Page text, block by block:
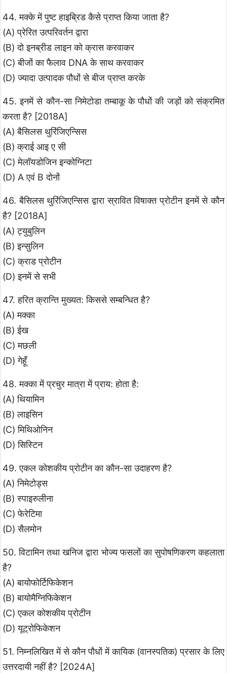
44. मक्के में पुष्ट हाइब्रिड कैसे प्राप्त किया जाता है?
(A) प्रेरित उत्परिवर्तन द्वारा
(B) दो इनब्रीड लाइन को क्रास करवाकर
(C) बीजों का फैलाव DNA के साथ करवाकर
(D) ज्यादा उत्पादक पौधों से बीज प्राप्त करके
45. इनमें से कौन-सा निमेटोडा तम्बाकू के पौधों की जड़ों को संक्रमित
करता है? [2018A]
(A) बैसिलस थुरिंजिएन्सिस
(B) क्राई आइ ए सी
(C) मेलॉयडोजिन इन्कोग्निटा
(D) A एवं B दोनों
46. बैसिलस थुरिंजिएन्सिस द्वारा स्रावित विषाक्त प्रोटीन इनमें से कौन
है? [2018A]
(A) ट्युबुलिन
(B) इन्सुलिन
(C) क्राड प्रोटीन
(D) इनमें से सभी
47. हरित क्रान्ति मुख्यत: किससे सम्बन्धित है?
(A) मक्का
(B) ईख
(C) मछली
(D) गेहूँ
48. मक्का में प्रचुर मात्रा में प्राय: होता है:
(A) थियामिन
(B) लाइसिन
(C) मिथिओनिन
(D) सिस्टिन
49. एकल कोशकीय प्रोटीन का कौन-सा उदाहरण है?
(A) निमेटोड्स
(B) स्पाइरुलीना
(C) फेरेटिमा
(D) सैलमोन
50. विटामिन तथा खनिज द्वारा भोज्य फसलों का सुपोषणिकरण कहलाता
है?
(A) बायोफोर्टिफिकेशन
(B) बायोमैग्निफिकेशन
(C) एकल कोशकीय प्रोटीन
(D) यूट्रोफिकेशन
51. निम्नलिखित में से कौन पौधों में कायिक (वानस्पतिक) प्रसार के लिए
उत्तरदायी नहीं है? [2024A]